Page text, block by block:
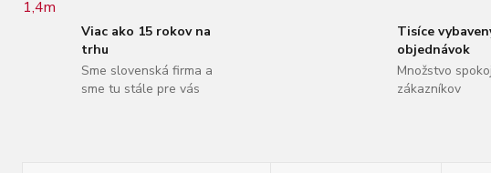
Viac ako 15 rokov na
trhu
Sme slovenská firma a
sme tu stále pre vás
Tisíce
objednávok
Množstvo
zákazníkov